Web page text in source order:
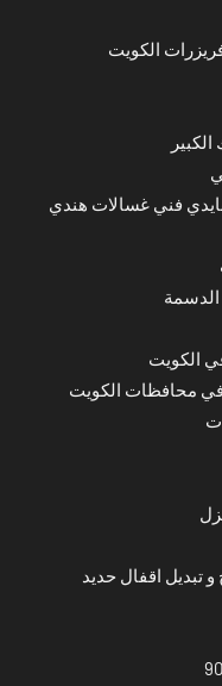
الكويت
فني غسالات هندي
الكويت
في محافظات الكويت
تبديل اقفال حديد